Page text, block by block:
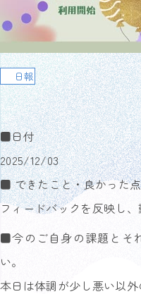
日報
■日付
2025/12/03
■ できたこと・良かった
フィードバックを反映し、
■今のご自身の課題とそ
い。
本日は体調が少し悪い以外